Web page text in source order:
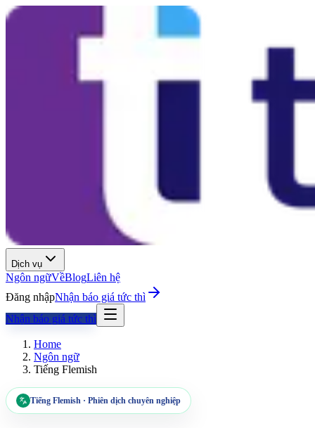
Dịch vụ
Ngôn ngữVềBlogLiên hệ
Đăng nhậpNhận báo giá tức thì
Nhận báo giá tức thì
Home
Ngôn ngữ
Tiếng Flemish
Tiếng Flemish · Phiên dịch chuyên nghiệp